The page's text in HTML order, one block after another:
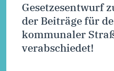
Gesetzesentwurf
der Beiträge für
kommunaler
verabschiedet!